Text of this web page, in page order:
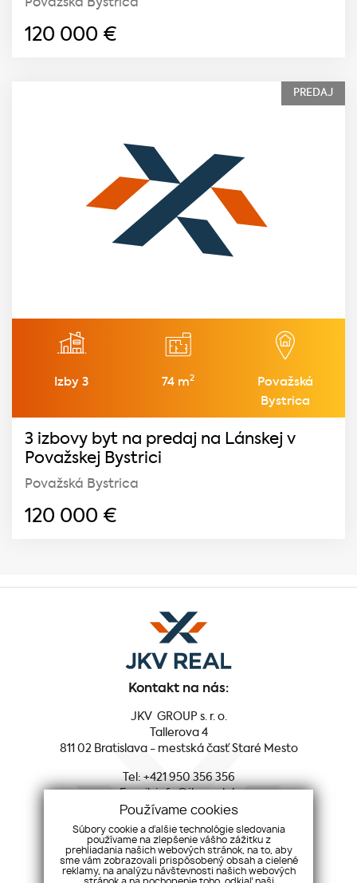
Považská Bystrica
120 000 €
PREDAJ
Izby 3 74 m2
Považská
Bystrica
3 izbovy byt na predaj na Lánskej v
Považskej Bystrici
Považská Bystrica
120 000 €
Kontakt na nás:
JKV GROUP s. r. o.
Tallerova 4
811 02 Bratislava - mestská časť Staré Mesto
Tel: +421 950 356 356
Email:info@jkvreal.sk
Sociálne siete:
Facebook
Youtube
Používame cookies
Súbory cookie a ďalšie technológie sledovania
používame na zlepšenie vášho zážitku z
prehliadania našich webových stránok, na to, aby
sme vám zobrazovali prispôsobený obsah a cielené
reklamy, na analýzu návštevnosti našich webových